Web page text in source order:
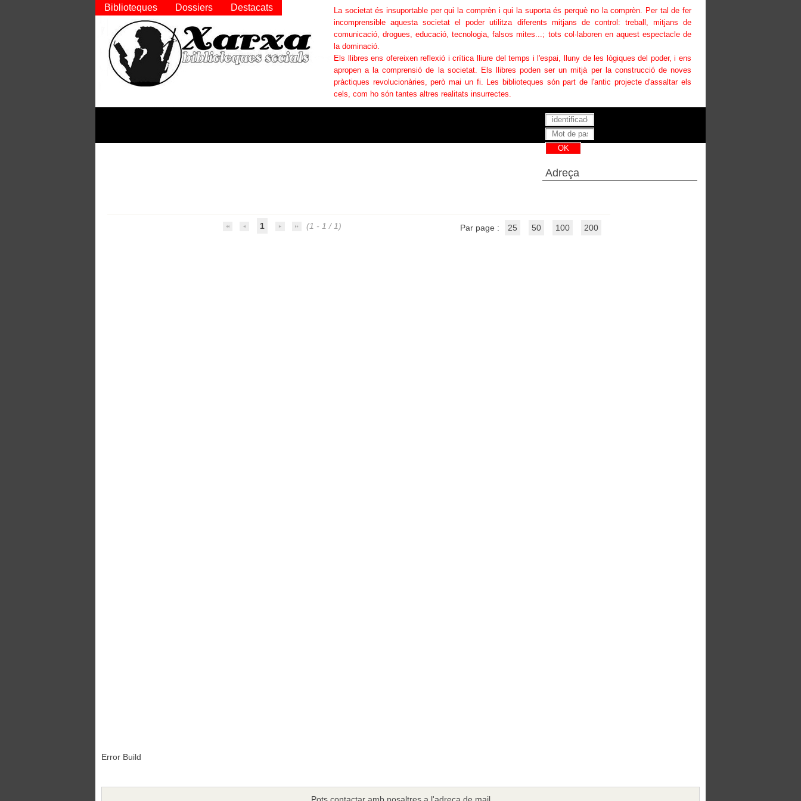
1 (1 - 1 / 1) Par page : 25 50 100 200
Error Build
La societat és insuportable per qui la comprèn i qui la suporta és perquè no la comprèn. Per tal de fer
incomprensible aquesta societat el poder utilitza diferents mitjans de control: treball, mitjans de
comunicació, drogues, educació, tecnologia, falsos mites...; tots col·laboren en aquest espectacle de
la dominació.
Els llibres ens ofereixen reflexió i crítica lliure del temps i l'espai, lluny de les lògiques del poder, i ens
apropen a la comprensió de la societat. Els llibres poden ser un mitjà per la construcció de noves
pràctiques revolucionàries, però mai un fi. Les biblioteques són part de l'antic projecte d'assaltar els
cels, com ho són tantes altres realitats insurrectes.
Biblioteques Dossiers Destacats
Adreça